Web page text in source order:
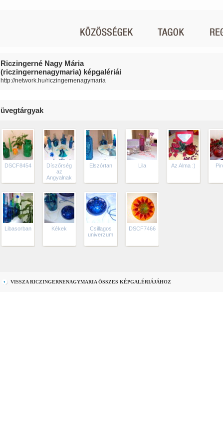
Riczingerné Nagy Mária
(riczingernenagymaria) képgalériái
http://network.hu/riczingernenagymaria
üvegtárgyak
DSCF8454
Díszőrség
az
Angyalnak
Elszórtan Lila Az Alma :)
Libasorban Kékek
Csillagos
univerzum
DSCF7466
VISSZA RICZINGERNENAGYMARIA ÖSSZES KÉPGALÉRIÁJÁHOZ